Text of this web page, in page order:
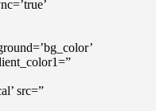
src=”